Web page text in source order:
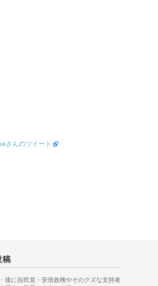
さんのツイート
稿
後に自民党・安倍政権やそのクズな支持者